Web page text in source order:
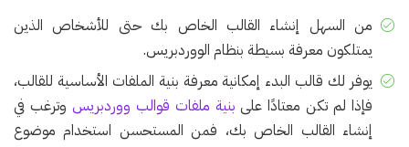
من السهل إنشاء القالب الخاص بك حتى للأشخاص الذين
يمتلكون معرفة بسيطة بنظام الووردبريس.
يوفر لك قالب البدء إمكانية معرفة بنية الملفات الأساسية للقالب،
فإذا لم تكن معتادًا علىبنية ملفات قوالب ووردبريس وترغب في
إنشاء القالب الخاص بك، فمن المستحسن استخدام موضوع